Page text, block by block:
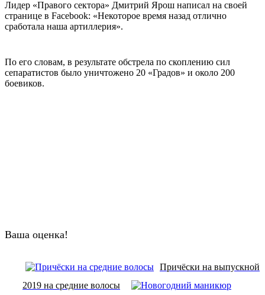
Лидер «Правого сектора» Дмитрий Ярош написал на своей
странице в Facebook: «Некоторое время назад отлично
сработала наша артиллерия».
По его словам, в результате обстрела по скоплению сил
сепаратистов было уничтожено 20 «Градов» и около 200
боевиков.
Ваша оценка!
Причёски на выпускной
2019 на средние волосы